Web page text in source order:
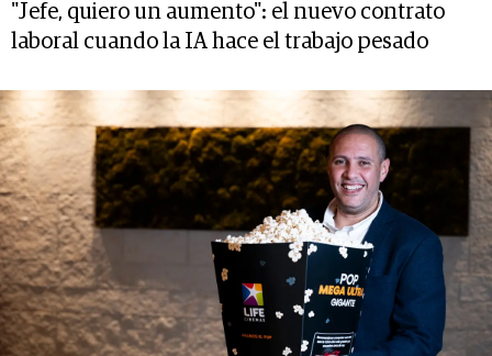
"Jefe, quiero un aumento": el nuevo contrato
laboral cuando la IA hace el trabajo pesado